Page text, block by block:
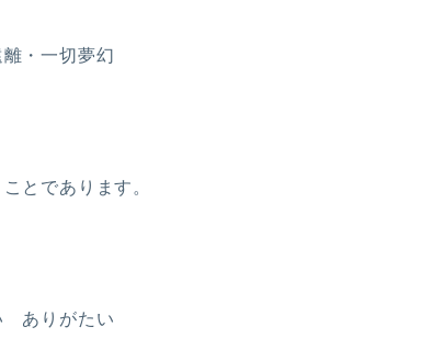
・一切夢幻
とであります。
ありがたい